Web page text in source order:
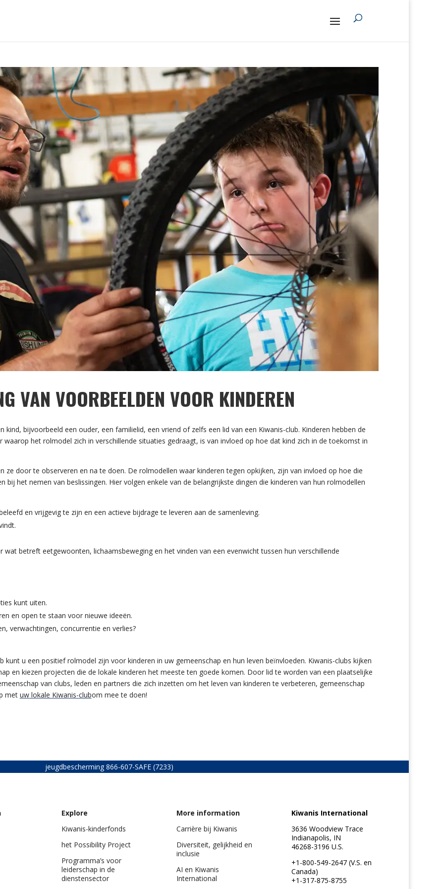
VAN VOORBEELDEN VOOR KINDEREN
kind, bijvoorbeeld een ouder, een familielid, een vriend of zelfs een lid van een Kiwanis-club. Kinderen hebben de
het rolmodel zich in verschillende situaties gedraagt, is van invloed op hoe dat kind zich in de toekomst in
ze door te observeren en na te doen. De rolmodellen waar kinderen tegen opkijken, zijn van invloed op hoe die
bij het nemen van beslissingen. Hier volgen enkele van de belangrijkste dingen die kinderen van hun rolmodellen
en vrijgevig te zijn en een actieve bijdrage te leveren aan de samenleving.
betreft eetgewoonten, lichaamsbeweging en het vinden van een evenwicht tussen hun verschillende
kunt uiten.
en open te staan voor nieuwe ideeën.
verwachtingen, concurrentie en verlies?
u een positief rolmodel zijn voor kinderen in uw gemeenschap en hun leven beïnvloeden. Kiwanis-clubs kijken
en kiezen projecten die de lokale kinderen het meeste ten goede komen. Door lid te worden van een plaatselijke
van clubs, leden en partners die zich inzetten om het leven van kinderen te verbeteren, gemeenschap
met uw lokale Kiwanis-clubom mee te doen!
jeugdbescherming 866-607-SAFE (7233)
Explore
Kiwanis-kinderfonds
het Possibility Project
Programma’s voor
leiderschap in de
dienstensector
More information
Carrière bij Kiwanis
Diversiteit, gelijkheid en
inclusie
AI en Kiwanis
International
Kiwanis International
3636 Woodview Trace
Indianapolis, IN
46268-3196 U.S.
+1-800-549-2647 (V.S. en
Canada)
+1-317-875-8755